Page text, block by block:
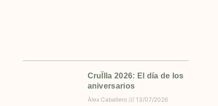
CruÏlla 2026: El día de los
aniversarios
Àlex Caballero 13/07/2026